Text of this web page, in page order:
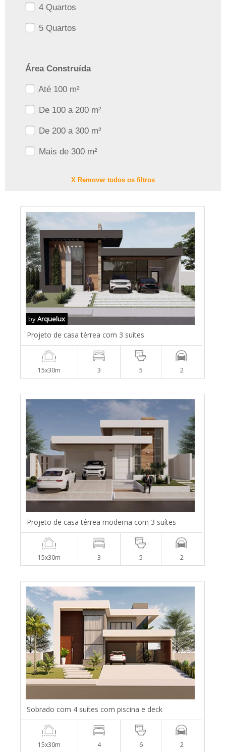
4 Quartos
5 Quartos
Área Construída
Até 100 m²
De 100 a 200 m²
De 200 a 300 m²
Mais de 300 m²
X Remover todos os filtros
byArquelux
Projeto de casa térrea com 3 suítes
15x30m 3 5 2
Projeto de casa térrea moderna com 3 suítes
15x30m 3 5 2
Sobrado com 4 suítes com piscina e deck
15x30m 4 6 2